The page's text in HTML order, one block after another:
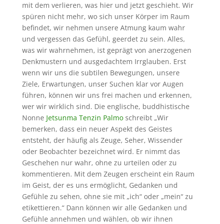
mit dem verlieren, was hier und jetzt geschieht. Wir
spüren nicht mehr, wo sich unser Körper im Raum
befindet, wir nehmen unsere Atmung kaum wahr
und vergessen das Gefühl, geerdet zu sein. Alles,
was wir wahrnehmen, ist geprägt von anerzogenen
Denkmustern und ausgedachtem Irrglauben. Erst
wenn wir uns die subtilen Bewegungen, unsere
Ziele, Erwartungen, unser Suchen klar vor Augen
führen, können wir uns frei machen und erkennen,
wer wir wirklich sind. Die englische, buddhistische
Nonne Jetsunma Tenzin Palmo schreibt „Wir
bemerken, dass ein neuer Aspekt des Geistes
entsteht, der häufig als Zeuge, Seher, Wissender
oder Beobachter bezeichnet wird. Er nimmt das
Geschehen nur wahr, ohne zu urteilen oder zu
kommentieren. Mit dem Zeugen erscheint ein Raum
im Geist, der es uns ermöglicht, Gedanken und
Gefühle zu sehen, ohne sie mit „ich“ oder „mein“ zu
etikettieren.“ Dann können wir alle Gedanken und
Gefühle annehmen und wählen, ob wir ihnen